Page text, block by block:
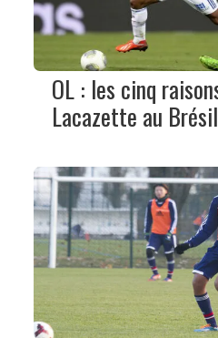
OL : les cinq
Lacazette au Brésil